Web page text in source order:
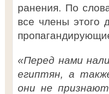
ранения. По
все члены этого
«Перед нами
египтян, а
они не